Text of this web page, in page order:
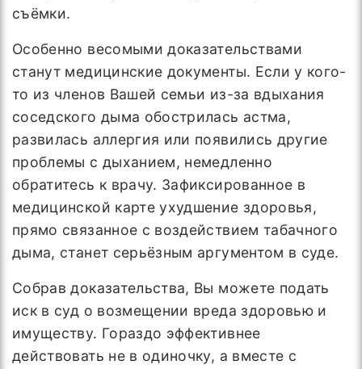
съёмки.
Особенно весомыми доказательствами
станут медицинские документы. Если у кого-
то из членов Вашей семьи из-за вдыхания
соседского дыма обострилась астма,
развилась аллергия или появились другие
проблемы с дыханием, немедленно
обратитесь к врачу. Зафиксированное в
медицинской карте ухудшение здоровья,
прямо связанное с воздействием табачного
дыма, станет серьёзным аргументом в суде.
Собрав доказательства, Вы можете подать
иск в суд о возмещении вреда здоровью и
имуществу. Гораздо эффективнее
действовать не в одиночку, а вместе с